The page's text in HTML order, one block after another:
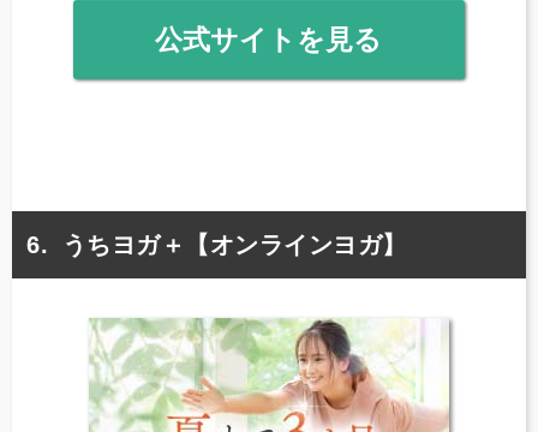
公式サイトを見る
うちヨガ＋【オンラインヨガ】